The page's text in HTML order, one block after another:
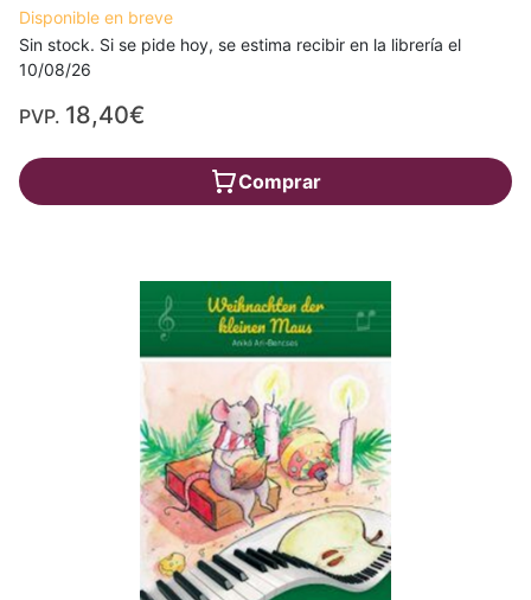
Disponible en breve
Sin stock. Si se pide hoy, se estima recibir en la librería el
10/08/26
PVP. 18,40€
Comprar